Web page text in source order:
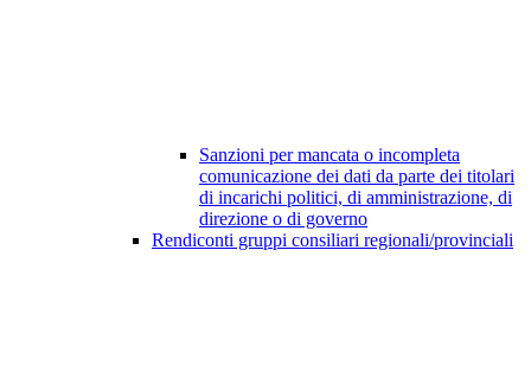
Sanzioni per mancata o incompleta
comunicazione dei dati da parte dei titolari
di incarichi politici, di amministrazione, di
direzione o di governo
Rendiconti gruppi consiliari regionali/provinciali